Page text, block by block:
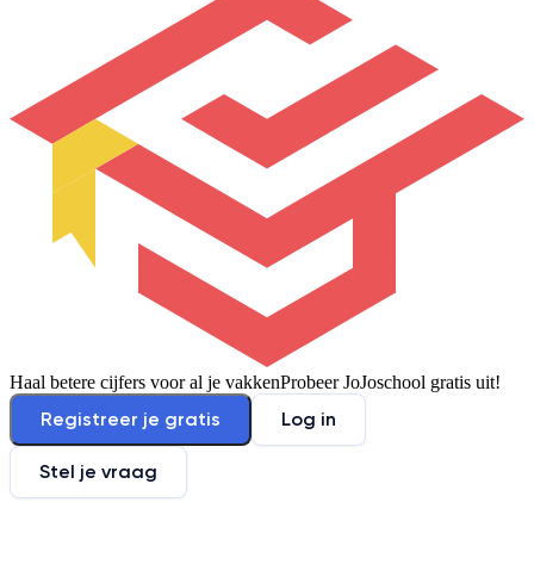
Haal betere cijfers voor al je vakkenProbeer JoJoschool gratis uit!
Registreer je gratis Log in
Stel je vraag